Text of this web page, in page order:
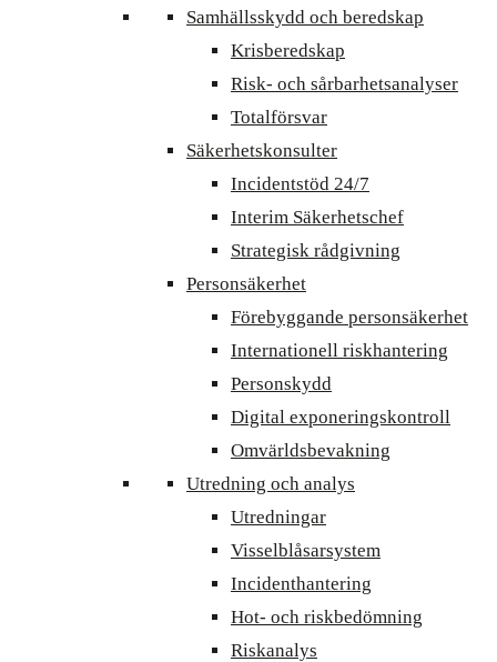
Samhällsskydd och beredskap
Krisberedskap
Risk- och sårbarhetsanalyser
Totalförsvar
Säkerhetskonsulter
Incidentstöd 24/7
Interim Säkerhetschef
Strategisk rådgivning
Personsäkerhet
Förebyggande personsäkerhet
Internationell riskhantering
Personskydd
Digital exponeringskontroll
Omvärldsbevakning
Utredning och analys
Utredningar
Visselblåsarsystem
Incidenthantering
Hot- och riskbedömning
Riskanalys